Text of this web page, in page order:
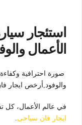
الأعمال
والوفود,أرخص ايجار
في عالم الأعمال، كل
ايجار فان سياحى.